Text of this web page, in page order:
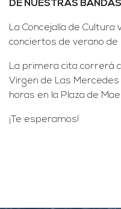
DE NUESTRAS
La Concejalía de
conciertos de verano
La primera cita correrá
Virgen de Las Mercedes
horas en la Plaza de
¡Te esperamos!